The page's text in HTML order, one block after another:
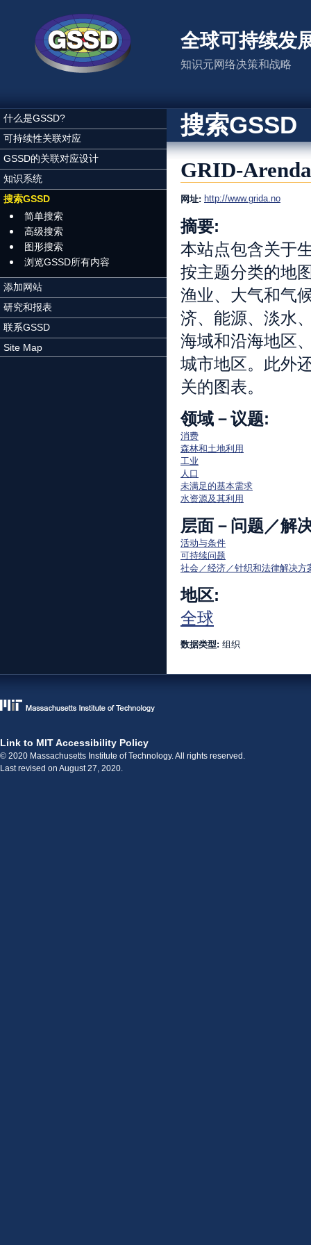
全球可持续发
知识元网络决策和战略
什么是GSSD?
可持续性关联对应
GSSD的关联对应设计
知识系统
搜索GSSD
简单搜索
高级搜索
图形搜索
浏览GSSD所有内容
添加网站
研究和报表
联系GSSD
Site Map
搜索GSSD
GRID-
网址: http://www.grida.no
摘要:
本站点包含关于
按主题分类的地
渔业、大气和气
济、能源、淡水
海域和沿海地区
城市地区。此外
关的图表。
领域－议题:
消费
森林和土地利用
工业
人口
未满足的基本需求
水资源及其利用
层面－问题／解
活动与条件
可持续问题
社会／经济／针织和法律解决方
地区:
全球
数据类型: 组织
Link to MIT Accessibility Policy
© 2020 Massachusetts Institute of Technology. All rights reserved.
Last revised on August 27, 2020.